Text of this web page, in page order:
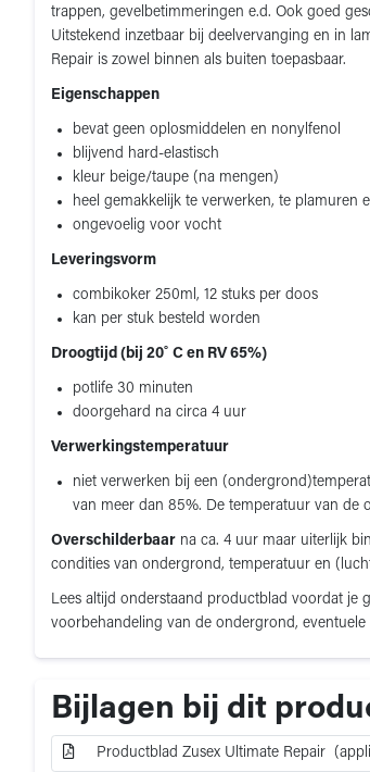
trappen, gevelbetimmeringen e.d. Ook goed
Uitstekend inzetbaar bij deelvervanging en in
Repair is zowel binnen als buiten toepasbaar.
Eigenschappen
bevat geen oplosmiddelen en nonylfenol
blijvend hard-elastisch
kleur beige/taupe (na mengen)
heel gemakkelijk te verwerken, te plamuren
ongevoelig voor vocht
Leveringsvorm
combikoker 250ml, 12 stuks per doos
kan per stuk besteld worden
Droogtijd (bij 20˚ C en RV 65%)
potlife 30 minuten
doorgehard na circa 4 uur
Verwerkingstemperatuur
niet verwerken bij een
van meer dan 85%. De temperatuur van de
Overschilderbaar na ca. 4 uur maar uiterlijk
condities van ondergrond, temperatuur en
Lees altijd onderstaand productblad voordat je
voorbehandeling van de ondergrond,
Bijlagen bij dit
Productblad Zusex Ultimate Repair